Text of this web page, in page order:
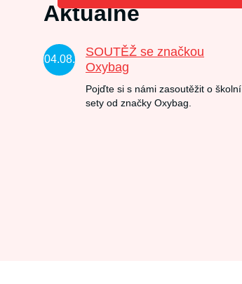
Aktuálně
04.08.
SOUTĚŽ se značkou
Oxybag
Pojďte si s námi zasoutěžit o školní
sety od značky Oxybag.